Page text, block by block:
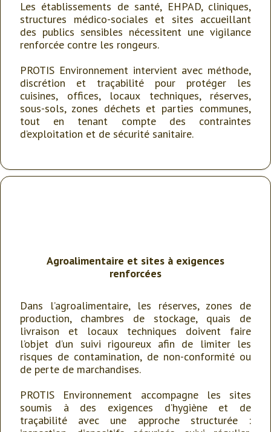
Les établissements de santé, EHPAD, cliniques,
structures médico-sociales et sites accueillant
des publics sensibles nécessitent une vigilance
renforcée contre les rongeurs.
PROTIS Environnement intervient avec méthode,
discrétion et traçabilité pour protéger les
cuisines, offices, locaux techniques, réserves,
sous-sols, zones déchets et parties communes,
tout en tenant compte des contraintes
d’exploitation et de sécurité sanitaire.
Agroalimentaire et sites à exigences
renforcées
Dans l’agroalimentaire, les réserves, zones de
production, chambres de stockage, quais de
livraison et locaux techniques doivent faire
l’objet d’un suivi rigoureux afin de limiter les
risques de contamination, de non-conformité ou
de perte de marchandises.
PROTIS Environnement accompagne les sites
soumis à des exigences d’hygiène et de
traçabilité avec une approche structurée :